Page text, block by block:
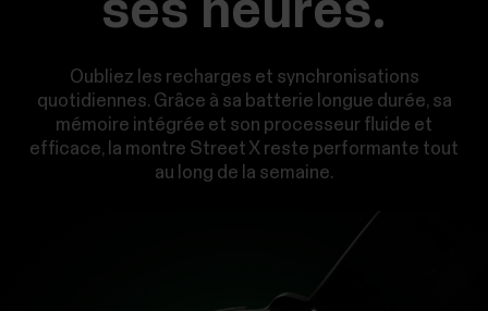
ses heures.
Oubliez les recharges et synchronisations
quotidiennes. Grâce à sa batterie longue durée, sa
mémoire intégrée et son processeur fluide et
efficace, la montre Street X reste performante tout
au long de la semaine.